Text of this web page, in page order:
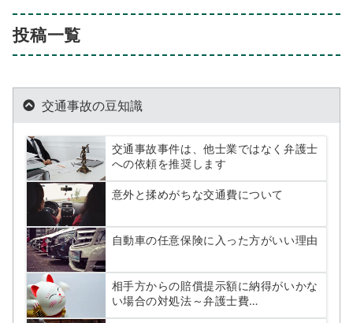
投稿一覧
交通事故の豆知識
交通事故事件は、他士業ではなく弁護士
への依頼を推奨します
意外と揉めがちな交通費について
自動車の任意保険に入った方がいい理由
相手方からの賠償提示額に納得がいかな
い場合の対処法～弁護士費…